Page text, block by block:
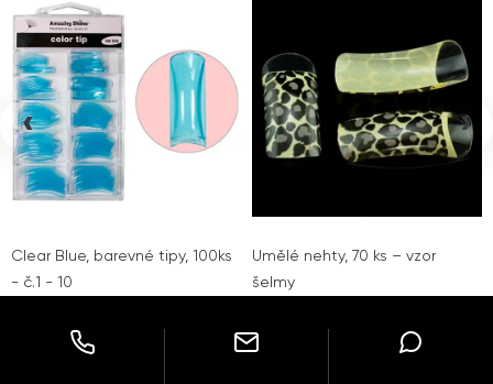
Clear Blue, barevné tipy, 100ks
- č.1 - 10
Umělé nehty, 70 ks – vzor
šelmy
‹ ›